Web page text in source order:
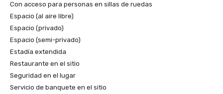
Con acceso para personas en sillas de ruedas
Espacio (al aire libre)
Espacio (privado)
Espacio (semi-privado)
Estadía extendida
Restaurante en el sitio
Seguridad en el lugar
Servicio de banquete en el sitio